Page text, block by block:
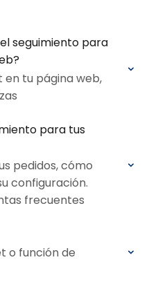
seguimiento para
en tu página web,
para tus
pedidos, cómo
configuración.
frecuentes
o función de